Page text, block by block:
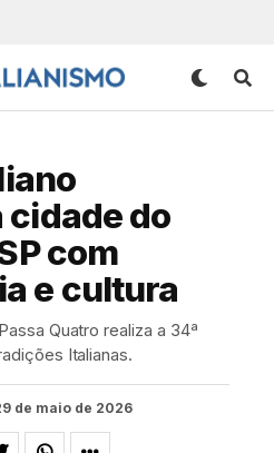
do
com
e cultura
Quatro realiza a 34ª
Italianas.
de maio de 2026